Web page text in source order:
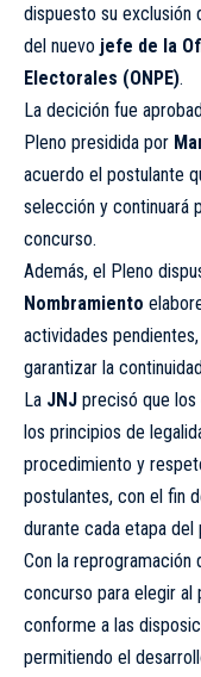
dispuesto su exclusión
del nuevo jefe de la
Electorales (ONPE).
La decición fue
Pleno presidida por
acuerdo el postulante
selección y continuará
concurso.
Además, el Pleno
Nombramiento
actividades
garantizar la
La JNJ precisó que
los principios de
procedimiento y
postulantes, con el fin
durante cada etapa del
Con la reprogramación
concurso para elegir al
conforme a las
permitiendo el